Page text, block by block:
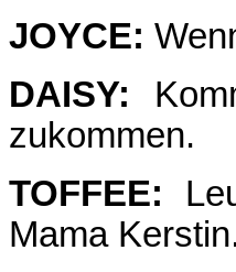
JOYCE:
DAISY:
zukommen.
TOFFEE:
Mama